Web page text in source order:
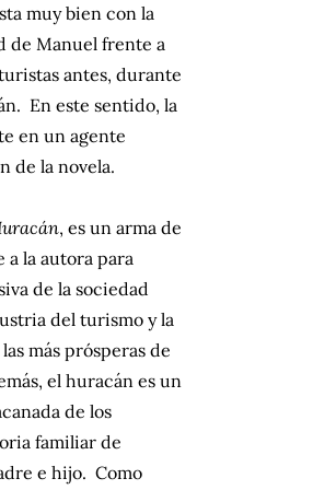
muy bien con la
de Manuel frente a
antes, durante
En este sentido, la
en un agente
de la novela.
, es un arma de
a la autora para
de la sociedad
del turismo y la
más prósperas de
el huracán es un
de los
familiar de
e hijo. Como